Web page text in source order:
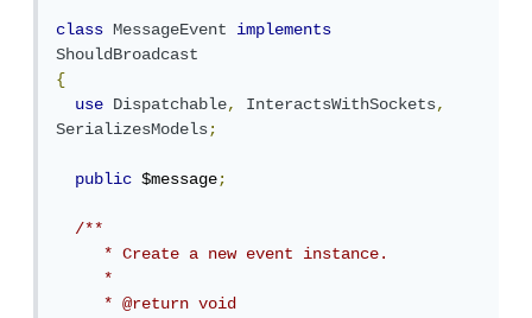
class MessageEvent
implements
ShouldBroadcast
{
use
Dispatchable, InteractsWithSockets,
SerializesModels;
public $message;
/**
     * Create a new event instance.
     *
     * @return void